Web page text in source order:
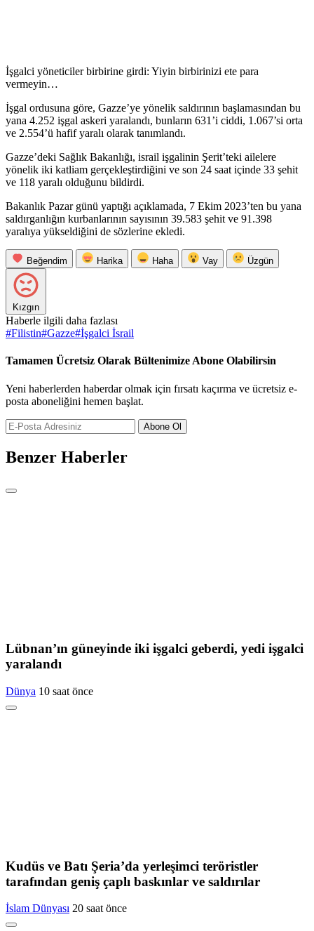
İşgalci yöneticiler birbirine girdi: Yiyin birbirinizi ete para
vermeyin…
İşgal ordusuna göre, Gazze’ye yönelik saldırının başlamasından bu
yana 4.252 işgal askeri yaralandı, bunların 631’i ciddi, 1.067’si orta
ve 2.554’ü hafif yaralı olarak tanımlandı.
Gazze’deki Sağlık Bakanlığı, israil işgalinin Şerit’teki ailelere
yönelik iki katliam gerçekleştirdiğini ve son 24 saat içinde 33 şehit
ve 118 yaralı olduğunu bildirdi.
Bakanlık Pazar günü yaptığı açıklamada, 7 Ekim 2023’ten bu yana
saldırganlığın kurbanlarının sayısının 39.583 şehit ve 91.398
yaralıya yükseldiğini de sözlerine ekledi.
Beğendim Harika Haha Vay Üzgün
Kızgın
Haberle ilgili daha fazlası
#Filistin#Gazze#İşgalci İsrail
Tamamen Ücretsiz Olarak Bültenimize Abone Olabilirsin
Yeni haberlerden haberdar olmak için fırsatı kaçırma ve ücretsiz e-
posta aboneliğini hemen başlat.
Abone Ol
Benzer Haberler
Lübnan’ın güneyinde iki işgalci geberdi, yedi işgalci
yaralandı
Dünya 10 saat önce
Kudüs ve Batı Şeria’da yerleşimci teröristler
tarafından geniş çaplı baskınlar ve saldırılar
İslam Dünyası 20 saat önce